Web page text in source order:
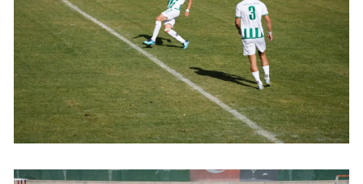
Ardahan
Iğdır
Yalova
Karabük
Kilis
Osmaniye